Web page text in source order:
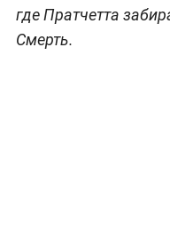
где Пратчетта
Смерть.